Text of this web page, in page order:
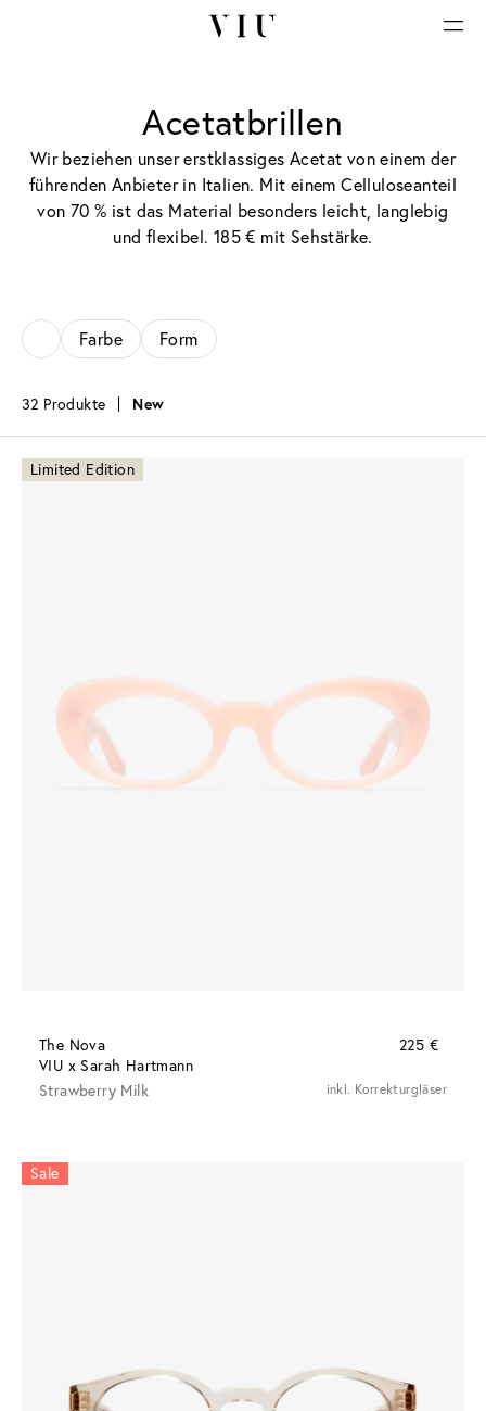
Acetatbrillen
Wir beziehen unser erstklassiges Acetat von einem der
führenden Anbieter in Italien. Mit einem Celluloseanteil
von 70 % ist das Material besonders leicht, langlebig
und flexibel. 185 € mit Sehstärke.
Farbe Form
32 Produkte New
Limited Edition
The Nova
VIU x Sarah Hartmann
225 €
Strawberry Milk inkl. Korrekturgläser
Sale